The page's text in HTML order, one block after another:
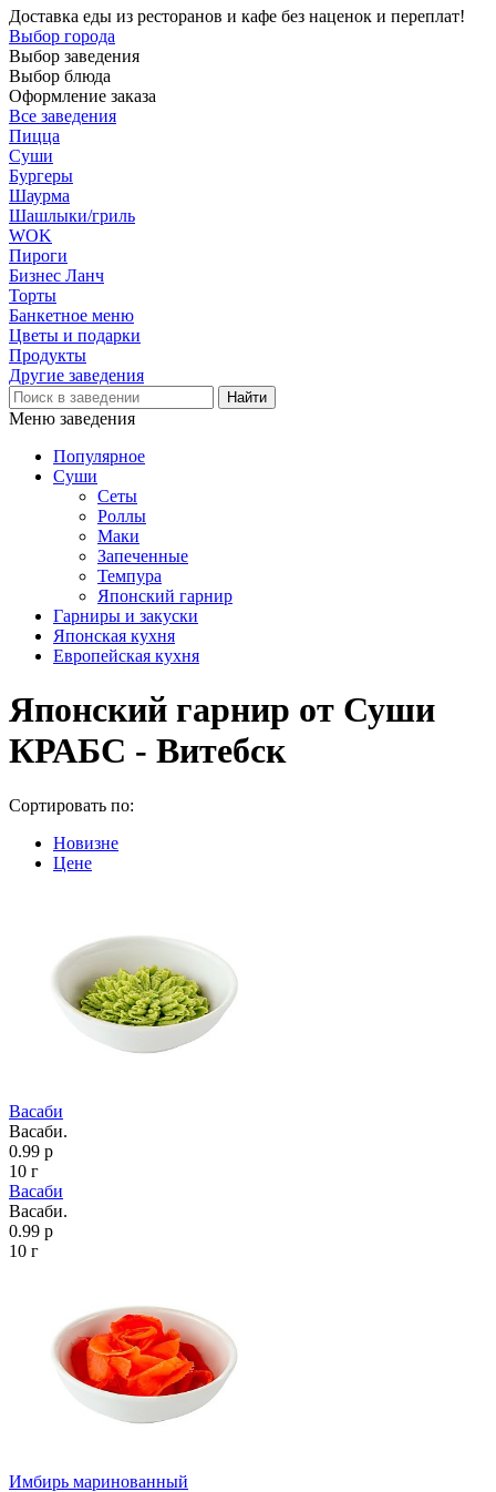
Доставка еды из ресторанов и кафе без наценок и переплат!
Выбор города
Выбор заведения
Выбор блюда
Оформление заказа
Все заведения
Пицца
Суши
Бургеры
Шаурма
Шашлыки/гриль
WOK
Пироги
Бизнес Ланч
Торты
Банкетное меню
Цветы и подарки
Продукты
Другие заведения
Меню заведения
Популярное
Суши
Сеты
Роллы
Маки
Запеченные
Темпура
Японский гарнир
Гарниры и закуски
Японская кухня
Европейская кухня
Японский гарнир от Суши
КРАБС - Витебск
Сортировать по:
Новизне
Цене
Васаби
Васаби.
0.99 р
10 г
Васаби
Васаби.
0.99 р
10 г
Имбирь маринованный